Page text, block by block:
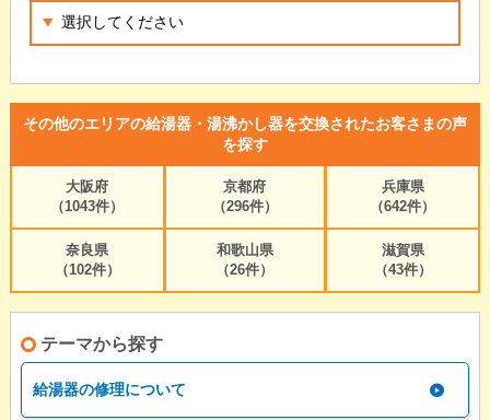
その他のエリアの給湯器・湯沸かし器を交換されたお客さまの声
を探す
大阪府
（1043件）
京都府
（296件）
兵庫県
（642件）
奈良県
（102件）
和歌山県
（26件）
滋賀県
（43件）
テーマから探す
給湯器の修理について